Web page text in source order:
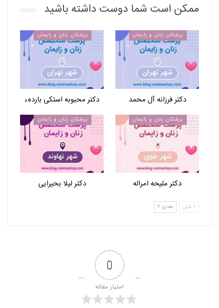
ممکن است شما دوست داشته باشید
پزشکان زنان و زایمان
دکتر فرزانه آل محمد
پزشکان زنان و زایمان
دکتر محبوبه استکی باردهء
پزشکان زنان و زایمان
دکتر ملیحه امراله
پزشکان زنان و زایمان
دکتر لیلا بحیرایی
قبلی بعدی
0
امتیاز مقاله